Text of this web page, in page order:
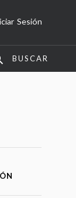
Sesión
BUSCAR